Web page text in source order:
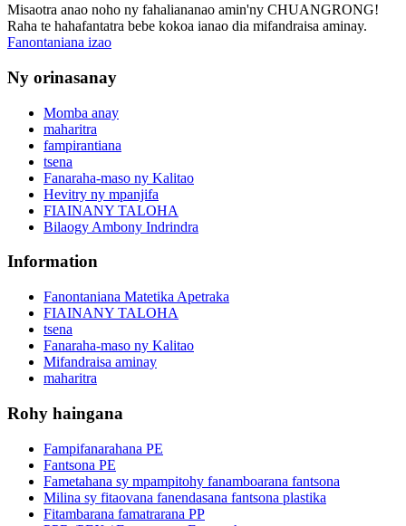
Misaotra anao noho ny fahaliananao amin'ny CHUANGRONG!
Raha te hahafantatra bebe kokoa ianao dia mifandraisa aminay.
Fanontaniana izao
Ny orinasanay
Momba anay
maharitra
fampirantiana
tsena
Fanaraha-maso ny Kalitao
Hevitry ny mpanjifa
FIAINANY TALOHA
Bilaogy Ambony Indrindra
Information
Fanontaniana Matetika Apetraka
FIAINANY TALOHA
tsena
Fanaraha-maso ny Kalitao
Mifandraisa aminay
maharitra
Rohy haingana
Fampifanarahana PE
Fantsona PE
Fametahana sy mpampitohy fanamboarana fantsona
Milina sy fitaovana fanendasana fantsona plastika
Fitambarana famatrarana PP